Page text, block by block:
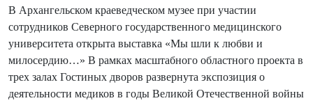
В Архангельском краеведческом музее при участии
сотрудников Северного государственного медицинского
университета открыта выставка «Мы шли к любви и
милосердию…» В рамках масштабного областного проекта в
трех залах Гостиных дворов развернута экспозиция о
деятельности медиков в годы Великой Отечественной войны